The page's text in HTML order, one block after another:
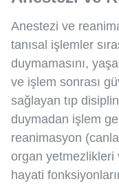
Anestezi ve
tanısal işlemler
duymamasını,
ve işlem sonrası
sağlayan tıp
duymadan işlem
reanimasyon
organ yetmezlikleri
hayati